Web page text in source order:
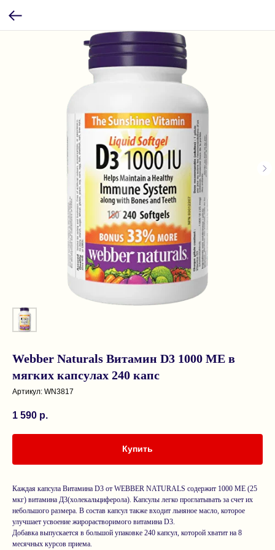
Webber Naturals Витамин D3 1000 МЕ в
мягких капсулах 240 капс
Артикул: WN3817
1 590 р.
Купить
Каждая капсула Витамина D3 от WEBBER NATURALS содержит 1000 МЕ (25
мкг) витамина Д3(холекальциферола). Капсулы легко проглатывать за счет их
небольшого размера. В состав капсул также входит льняное масло, которое
улучшает усвоение жирорастворимого витамина D3.
Добавка выпускается в большой упаковке 240 капсул, которой хватит на 8
месячных курсов приема.